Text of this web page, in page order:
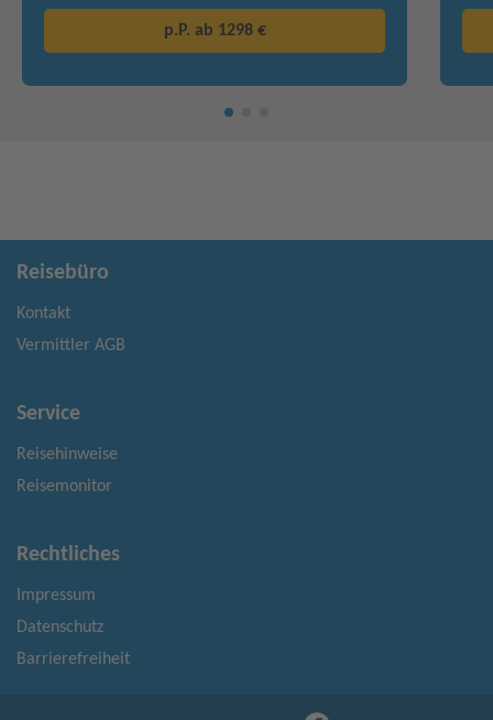
p.P. ab 1298 €
Reisebüro
Kontakt
Vermittler AGB
Service
Reisehinweise
Reisemonitor
Rechtliches
Impressum
Datenschutz
Barrierefreiheit